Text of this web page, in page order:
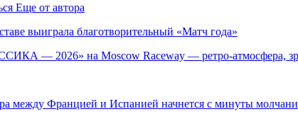
Еще от автора
выиграла благотворительный «Матч года»
— 2026» на Moscow Raceway — ретро‑атмосфера,
между Францией и Испанией начнется с минуты